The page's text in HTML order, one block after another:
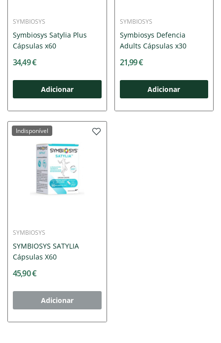
SYMBIOSYS
Symbiosys Satylia Plus
Cápsulas x60
34,49 €
Adicionar
SYMBIOSYS
Symbiosys Defencia
Adults Cápsulas x30
21,99 €
Adicionar
Indisponível
SYMBIOSYS
SYMBIOSYS SATYLIA
Cápsulas X60
45,90 €
Adicionar